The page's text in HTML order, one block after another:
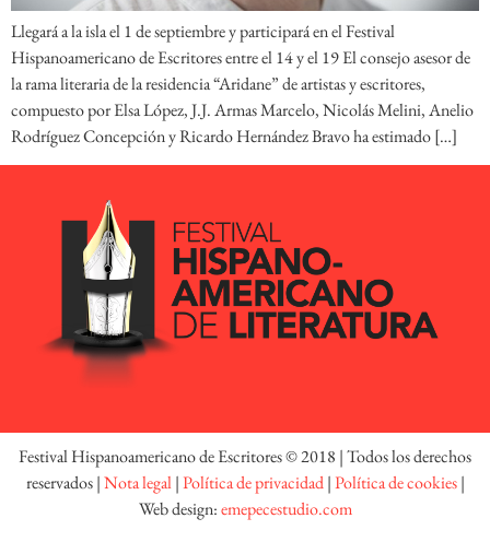
Llegará a la isla el 1 de septiembre y participará en el Festival
Hispanoamericano de Escritores entre el 14 y el 19 El consejo asesor de
la rama literaria de la residencia “Aridane” de artistas y escritores,
compuesto por Elsa López, J.J. Armas Marcelo, Nicolás Melini, Anelio
Rodríguez Concepción y Ricardo Hernández Bravo ha estimado […]
Festival Hispanoamericano de Escritores © 2018 | Todos los derechos
reservados |Nota legal|Política de privacidad|Política de cookies|
Web design:emepecestudio.com